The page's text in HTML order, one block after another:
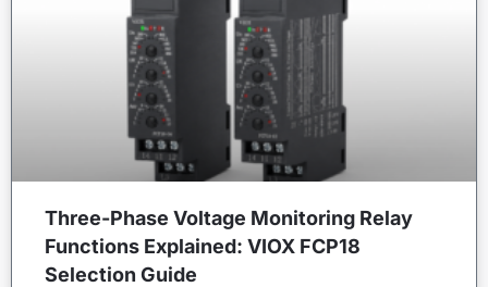
Three-Phase Voltage Monitoring Relay
Functions Explained: VIOX FCP18
Selection Guide